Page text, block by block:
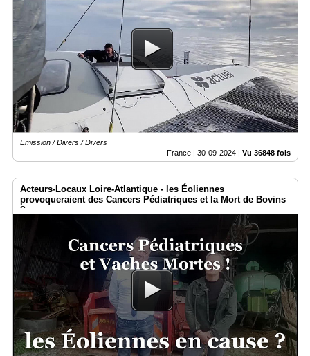
Emission / Divers / Divers
France | 30-09-2024 Vu 36848 fois
Acteurs-Locaux Loire-Atlantique - les Éoliennes
provoqueraient des Cancers Pédiatriques et la Mort de Bovins
?